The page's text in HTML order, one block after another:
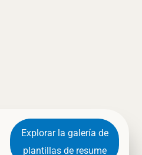
Explorar la galería de
plantillas de resume